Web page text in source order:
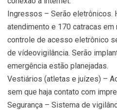
Ingressos – Serão eletrônicos.
atendimento e 170 catracas em
controle de acesso eletrônico
de vídeovigilância. Serão
emergência estão planejadas.
Vestiários (atletas e juízes) –
sem que haja contato com
Segurança – Sistema de